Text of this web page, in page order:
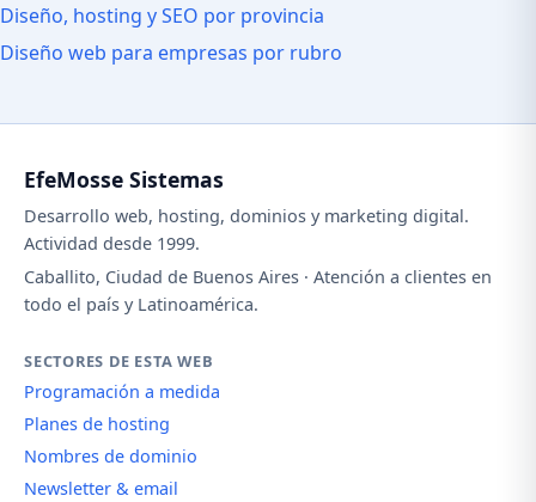
Diseño, hosting y SEO por provincia
Diseño web para empresas por rubro
EfeMosse Sistemas
Desarrollo web, hosting, dominios y marketing digital.
Actividad desde 1999.
Caballito, Ciudad de Buenos Aires · Atención a clientes en
todo el país y Latinoamérica.
SECTORES DE ESTA WEB
Programación a medida
Planes de hosting
Nombres de dominio
Newsletter & email